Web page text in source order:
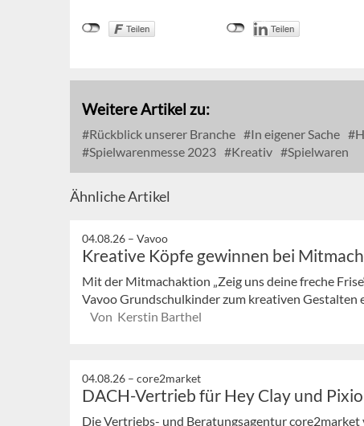
Weitere Artikel zu:
Rückblick unserer Branche In eigener Sache
Spielwarenmesse 2023
Kreativ Spielwaren
Ähnliche Artikel
04.08.26 – Vavoo
Kreative Köpfe gewinnen bei
Mit der Mitmachaktion „Zeig uns deine freche
Vavoo Grundschulkinder zum kreativen Gestalten
Von Kerstin Barthel
04.08.26 – core2market
DACH-Vertrieb für Hey Clay und Pixio
Die Vertriebs- und Beratungsagentur